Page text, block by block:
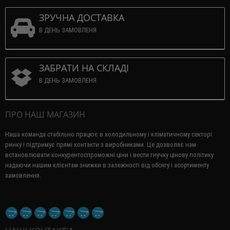
ЗРУЧНА ДОСТАВКА
В ДЕНЬ ЗАМОВЛЕНЯ
ЗАБРАТИ НА СКЛАДІ
В ДЕНЬ ЗАМОВЛЕНЯ
ПРО НАШ МАГАЗИН
Наша команда стабільно працює в холодильному і кліматичному секторі
ринку і підтримує прямі контакти з виробниками. Це дозволяє нам
встановлювати конкурентоспроможні ціни і вести гнучку цінову політику
надаючи нашим клієнтам знижки в залежності від обсягу і асортименту
замовлення.